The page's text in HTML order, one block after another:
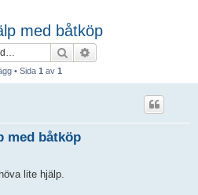
med båtköp
Sök
• Sida 1 av 1
med båtköp
lite hjälp.